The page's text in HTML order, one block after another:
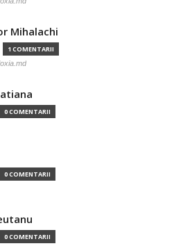
Mihalachi
1 COMENTARII
0 COMENTARII
0 COMENTARII
0 COMENTARII